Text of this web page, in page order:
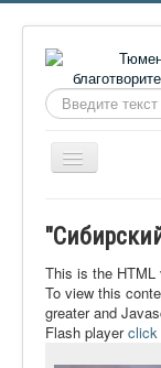
Искать...
Включить/
выключить
О фонде
Онлайн
Контакты
This is the HTML
To view this
greater and
Flash playerclick